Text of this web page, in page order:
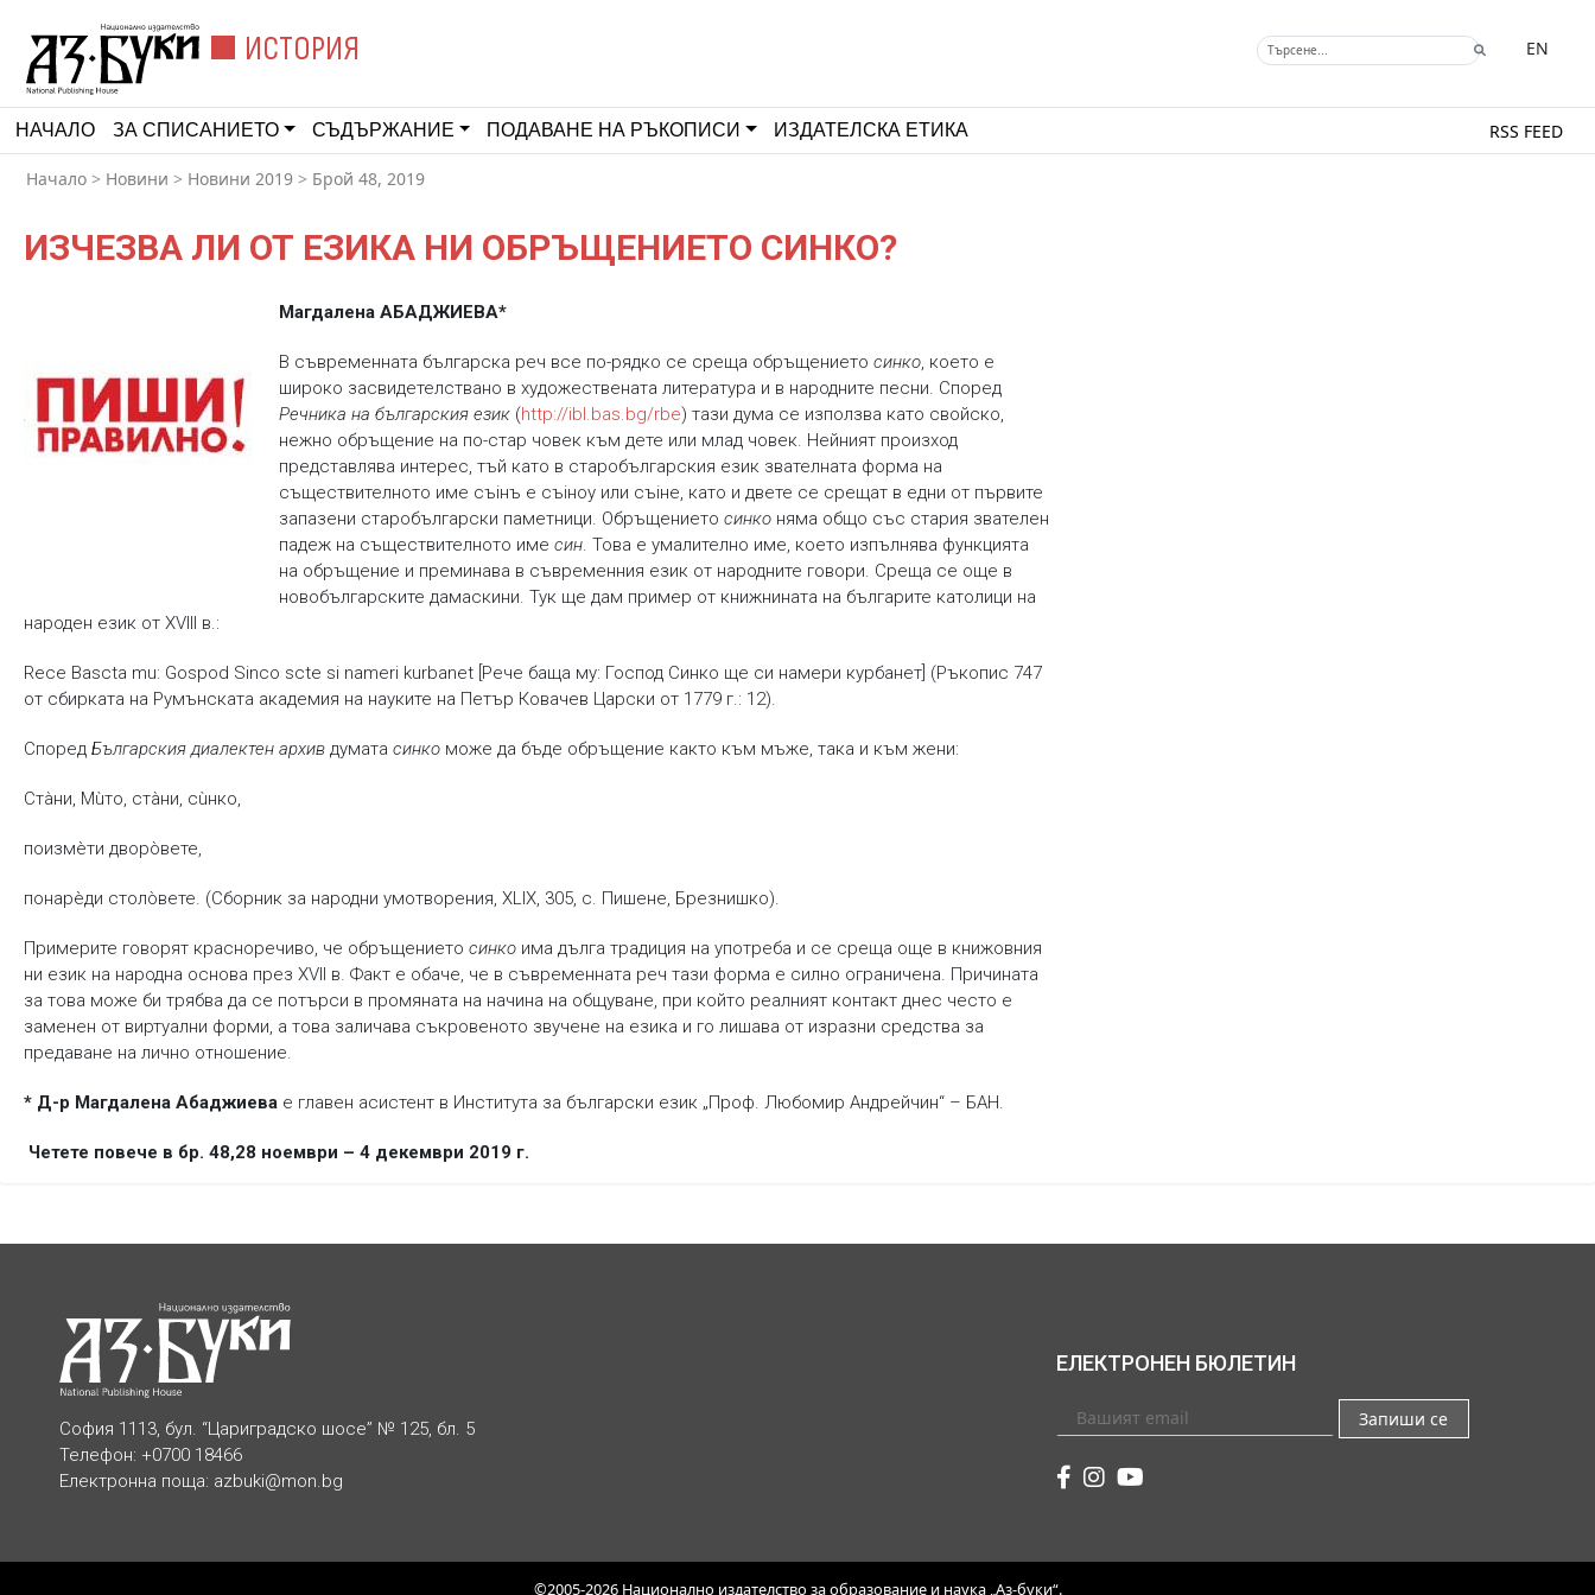
ИСТОРИЯ EN
НАЧАЛО ЗА СПИСАНИЕТО СЪДЪРЖАНИЕ ПОДАВАНЕ НА РЪКОПИСИ ИЗДАТЕЛСКА ЕТИКА RSS FEED
Начало > Новини > Новини 2019 > Брой 48, 2019
ИЗЧЕЗВА ЛИ ОТ ЕЗИКА НИ ОБРЪЩЕНИЕТО СИНКО?
Магдалена АБАДЖИЕВА*
В съвременната българска реч все по-рядко се среща обръщението синко, което е
широко засвидетелствано в художествената литература и в народните песни. Според
Речника на българския език(http://ibl.bas.bg/rbe) тази дума се използва като свойско,
нежно обръщение на по-стар човек към дете или млад човек. Нейният произход
представлява интерес, тъй като в старобългарския език звателната форма на
съществителното име съінъ e съіноу или съіне, като и двете се срещат в едни от първите
запазени старобългарски паметници. Обръщението синко няма общо със стария звателен
падеж на съществителното име син. Това е умалително име, което изпълнява функцията
на обръщение и преминава в съвременния език от народните говори. Среща се още в
новобългарските дамаскини. Тук ще дам пример от книжнината на българите католици на
народен език от XVIII в.:
Rece Bascta mu: Gospod Sinco scte si nameri kurbanet [Рече баща му: Господ Синко ще си намери курбанет] (Ръкопис 747
от сбирката на Румънската академия на науките на Петър Ковачев Царски от 1779 г.: 12).
Според Българския диалектен архивдумата синко може да бъде обръщение както към мъже, така и към жени:
Стàни, Мùто, стàни, сùнко,
поизмèти дворòвете,
понарèди столòвете. (Сборник за народни умотворения, XLIX, 305, с. Пишене, Брезнишко).
Примерите говорят красноречиво, че обръщението синко има дълга традиция на употреба и се среща още в книжовния
ни език на народна основа през XVII в. Факт е обаче, че в съвременната реч тази форма е силно ограничена. Причината
за това може би трябва да се потърси в промяната на начина на общуване, при който реалният контакт днес често е
заменен от виртуални форми, а това заличава съкровеното звучене на езика и го лишава от изразни средства за
предаване на лично отношение.
* Д-р Магдалена Абаджиевае главен асистент в Института за български език „Проф. Любомир Андрейчин“ – БАН.
Четете повече в бр. 48,28 ноември – 4 декември 2019 г.
София 1113, бул. “Цариградско шосе” № 125, бл. 5
Телефон: +0700 18466
Електронна поща: azbuki@mon.bg
ЕЛЕКТРОНЕН БЮЛЕТИН
Запиши се
©2005-2026 Национално издателство за образование и наука „Аз-буки“.